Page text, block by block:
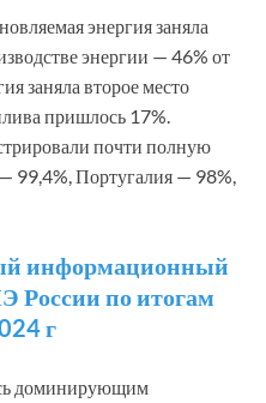
энергия заняла
энергии — 46% от
заняла второе место
пришлось 17%.
почти полную
99,4%, Португалия — 98%,
информационный
России по итогам
г
доминирующим